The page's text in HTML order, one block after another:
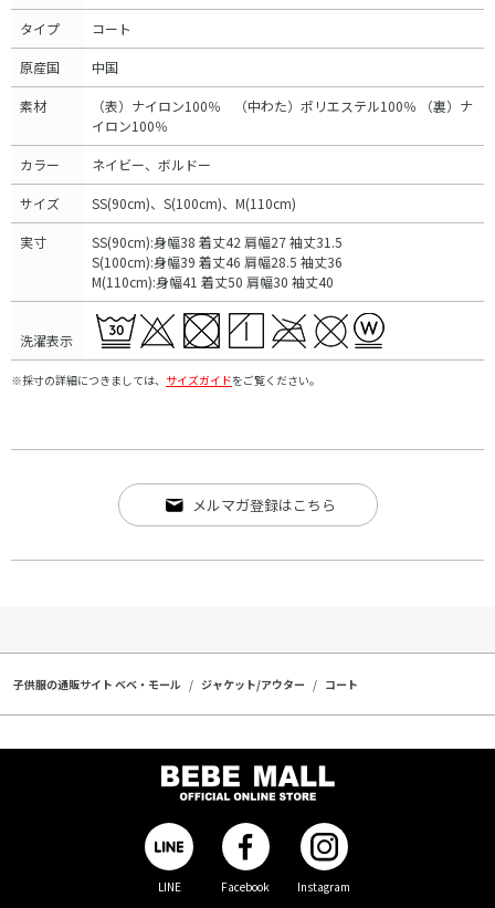
タイプ コート
原産国 中国
素材
（表）ナイロン100％ （中わた）ポリエステル100％ （裏）ナ
イロン100％
カラー ネイビー、ボルドー
サイズ SS(90cm)、S(100cm)、M(110cm)
実寸
SS(90cm):身幅38 着丈42 肩幅27 袖丈31.5
S(100cm):身幅39 着丈46 肩幅28.5 袖丈36
M(110cm):身幅41 着丈50 肩幅30 袖丈40
洗濯表示
※採寸の詳細につきましては、 サイズガイドをご覧ください。
メルマガ登録はこちら
子供服の通販サイト ベベ・モール ジャケット/アウター コート
LINE Facebook Instagram